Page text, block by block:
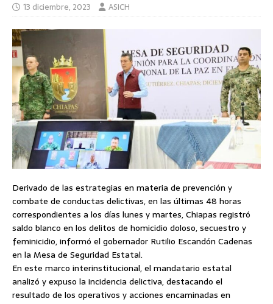
13 diciembre, 2023 ASICH
Derivado de las estrategias en materia de prevención y
combate de conductas delictivas, en las últimas 48 horas
correspondientes a los días lunes y martes, Chiapas registró
saldo blanco en los delitos de homicidio doloso, secuestro y
feminicidio, informó el gobernador Rutilio Escandón Cadenas
en la Mesa de Seguridad Estatal.
En este marco interinstitucional, el mandatario estatal
analizó y expuso la incidencia delictiva, destacando el
resultado de los operativos y acciones encaminadas en